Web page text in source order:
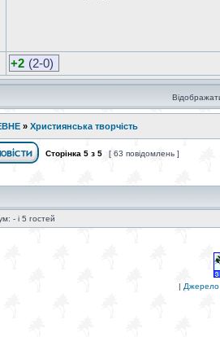
+2 (2-0)
» Християнська творчість
Сторінка 5 з 5 [ 63 повідомлень ]
- і 5 гостей
| Джерело